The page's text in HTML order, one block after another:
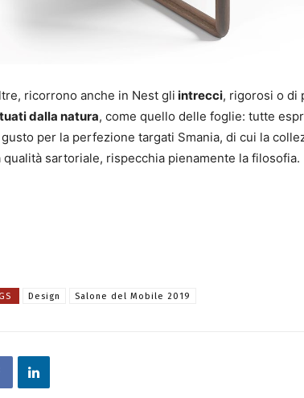
ricorrono anche in Nest gli intrecci, rigorosi o di
dalla natura, come quello delle foglie: tutte
per la perfezione targati Smania, di cui la
qualità sartoriale, rispecchia pienamente la filosofia.
Design Salone del Mobile 2019